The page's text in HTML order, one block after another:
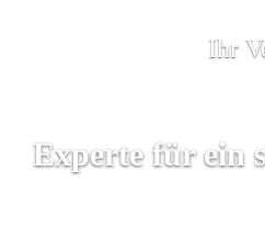
Ihr
Experte für ein